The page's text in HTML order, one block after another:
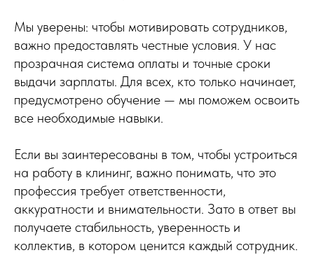
Мы уверены: чтобы мотивировать сотрудников,
важно предоставлять честные условия. У нас
прозрачная система оплаты и точные сроки
выдачи зарплаты. Для всех, кто только начинает,
предусмотрено обучение — мы поможем освоить
все необходимые навыки.
Если вы заинтересованы в том, чтобы устроиться
на работу в клининг, важно понимать, что это
профессия требует ответственности,
аккуратности и внимательности. Зато в ответ вы
получаете стабильность, уверенность и
коллектив, в котором ценится каждый сотрудник.